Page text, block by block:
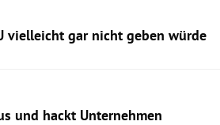
vielleicht gar nicht geben würde
und hackt Unternehmen